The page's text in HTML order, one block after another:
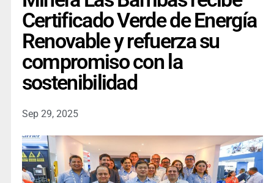
Certificado Verde de Energía
Renovable y refuerza su
compromiso con la
sostenibilidad
Sep 29, 2025